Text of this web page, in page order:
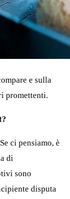
e sulla
promettenti.
ci pensiamo, è
di
sono
disputa